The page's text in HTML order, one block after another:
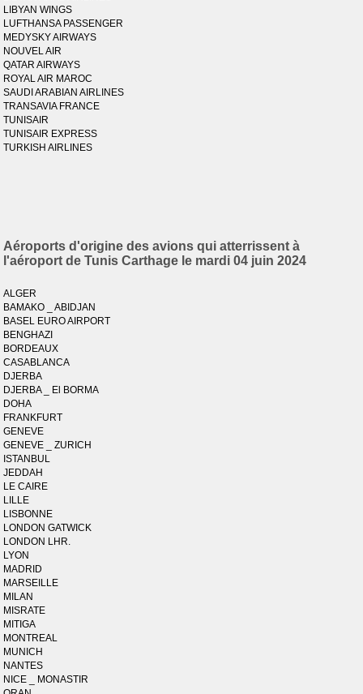
LIBYAN WINGS
LUFTHANSA PASSENGER
MEDYSKY AIRWAYS
NOUVEL AIR
QATAR AIRWAYS
ROYAL AIR MAROC
SAUDI ARABIAN AIRLINES
TRANSAVIA FRANCE
TUNISAIR
TUNISAIR EXPRESS
TURKISH AIRLINES
Aéroports d'origine des avions qui atterrissent à
l'aéroport de Tunis Carthage le mardi 04 juin 2024
ALGER
BAMAKO _ ABIDJAN
BASEL EURO AIRPORT
BENGHAZI
BORDEAUX
CASABLANCA
DJERBA
DJERBA _ El BORMA
DOHA
FRANKFURT
GENEVE
GENEVE _ ZURICH
ISTANBUL
JEDDAH
LE CAIRE
LILLE
LISBONNE
LONDON GATWICK
LONDON LHR.
LYON
MADRID
MARSEILLE
MILAN
MISRATE
MITIGA
MONTREAL
MUNICH
NANTES
NICE _ MONASTIR